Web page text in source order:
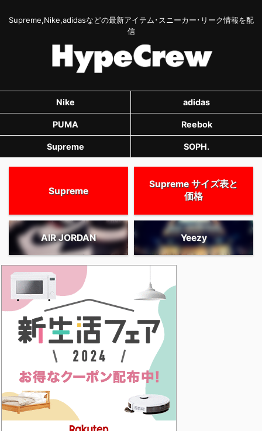
Supreme,Nike,adidasなどの最新アイテム･スニーカー･リーク情報を配
信
Nike adidas
PUMA Reebok
Supreme SOPH.
Supreme
Supreme サイズ表と
価格
AIR JORDAN Yeezy